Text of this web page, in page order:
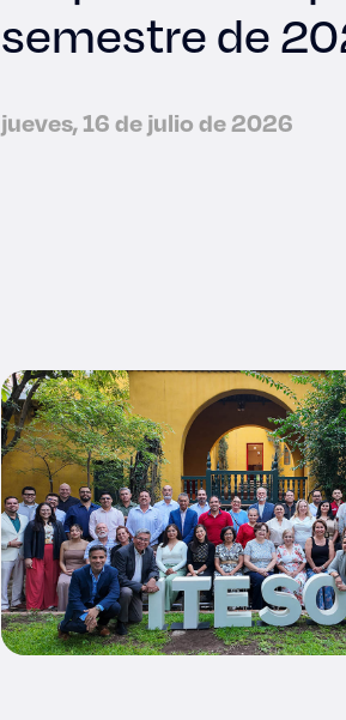
semestre de
jueves, 16 de julio de 2026